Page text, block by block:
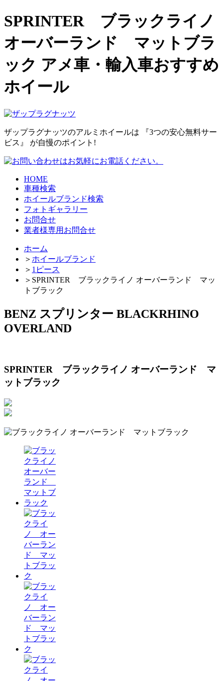
SPRINTER ブラックライノ
オーバーランド マットブラ
ック アメ車・輸入車おすすめ
ホイール
ザップラグナッツのアルミホイールは
『3つの安心無料サー
ビス』 が自慢のポイント!
HOME
車種検索
ホイールブランド検索
フォトギャラリー
お問合せ
業者様専用お問合せ
ホーム
＞ ホイールブランド
＞ 1ピース
＞ SPRINTER ブラックライノ オーバーランド マッ
トブラック
BENZ スプリンター BLACKRHINO
OVERLAND
SPRINTER ブラックライノ オーバーランド マ
ットブラック